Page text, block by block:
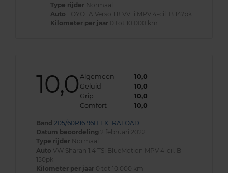
Type rijder Normaal
Auto TOYOTA Verso 1.8 VVTi MPV 4-cil. B 147pk
Kilometer per jaar 0 tot 10.000 km
10,0 Algemeen
10,0
Geluid
10,0
Grip
10,0
Comfort
10,0
Band 205/60R16 96H EXTRALOAD
Datum beoordeling 2 februari 2022
Type rijder Normaal
Auto VW Sharan 1.4 TSi BlueMotion MPV 4-cil. B
150pk
Kilometer per jaar 0 tot 10.000 km